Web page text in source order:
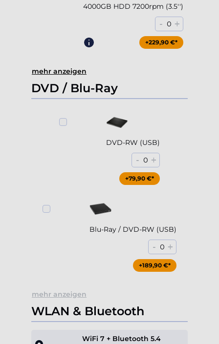
4000GB HDD 7200rpm (3.5'')
- 0 +
+229,90 €*
mehr anzeigen
DVD / Blu-Ray
DVD-RW (USB)
- 0 +
+79,90 €*
Blu-Ray / DVD-RW (USB)
- 0 +
+189,90 €*
mehr anzeigen
WLAN & Bluetooth
WiFi 7 + Bluetooth 5.4